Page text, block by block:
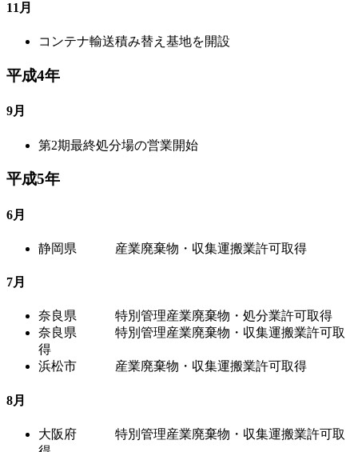
11月
コンテナ輸送積み替え基地を開設
平成4年
9月
第2期最終処分場の営業開始
平成5年
6月
静岡県 産業廃棄物・収集運搬業許可取得
7月
奈良県 特別管理産業廃棄物・処分業許可取得
奈良県 特別管理産業廃棄物・収集運搬業許可取
得
浜松市 産業廃棄物・収集運搬業許可取得
8月
大阪府 特別管理産業廃棄物・収集運搬業許可取